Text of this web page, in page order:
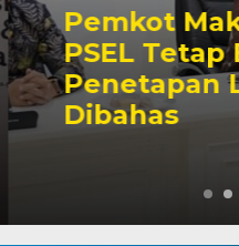
Pemkot
PSEL Tetap
Penetapan
Dibahas